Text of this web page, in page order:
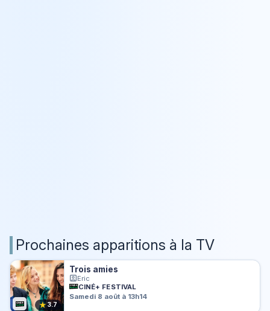
Prochaines apparitions à la TV
★3.7
Trois amies
Eric
CINÉ+ FESTIVAL
Samedi 8 août à 13h14